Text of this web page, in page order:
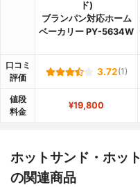
ド)
ブランパン対応ホーム
ベーカリー PY-5634W
口コミ
評価
3.72(1)
値段
料金
¥19,800
ホットサンド・ホッ
の関連商品